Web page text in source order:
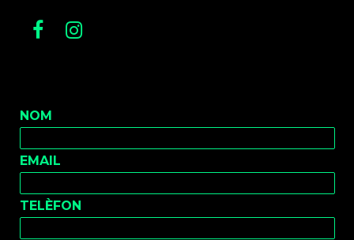
Facebook
Instagram
NOM
EMAIL
TELÈFON